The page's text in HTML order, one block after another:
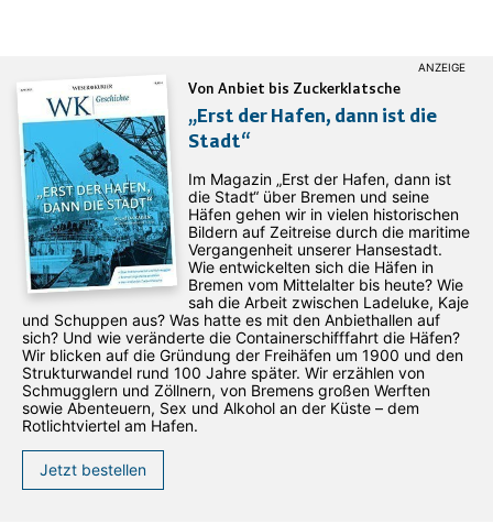
Von Anbiet bis Zuckerklatsche
„Erst der Hafen, dann ist die
Stadt“
Im Magazin „Erst der Hafen, dann ist
die Stadt“ über Bremen und seine
Häfen gehen wir in vielen historischen
Bildern auf Zeitreise durch die maritime
Vergangenheit unserer Hansestadt.
Wie entwickelten sich die Häfen in
Bremen vom Mittelalter bis heute? Wie
sah die Arbeit zwischen Ladeluke, Kaje
und Schuppen aus? Was hatte es mit den Anbiethallen auf
sich? Und wie veränderte die Containerschifffahrt die Häfen?
Wir blicken auf die Gründung der Freihäfen um 1900 und den
Strukturwandel rund 100 Jahre später. Wir erzählen von
Schmugglern und Zöllnern, von Bremens großen Werften
sowie Abenteuern, Sex und Alkohol an der Küste – dem
Rotlichtviertel am Hafen.
Jetzt bestellen